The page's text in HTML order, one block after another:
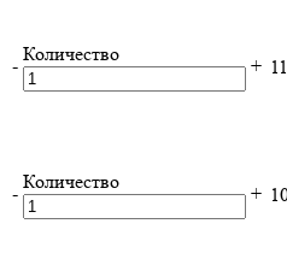
-
Количество
+
-
Количество
+